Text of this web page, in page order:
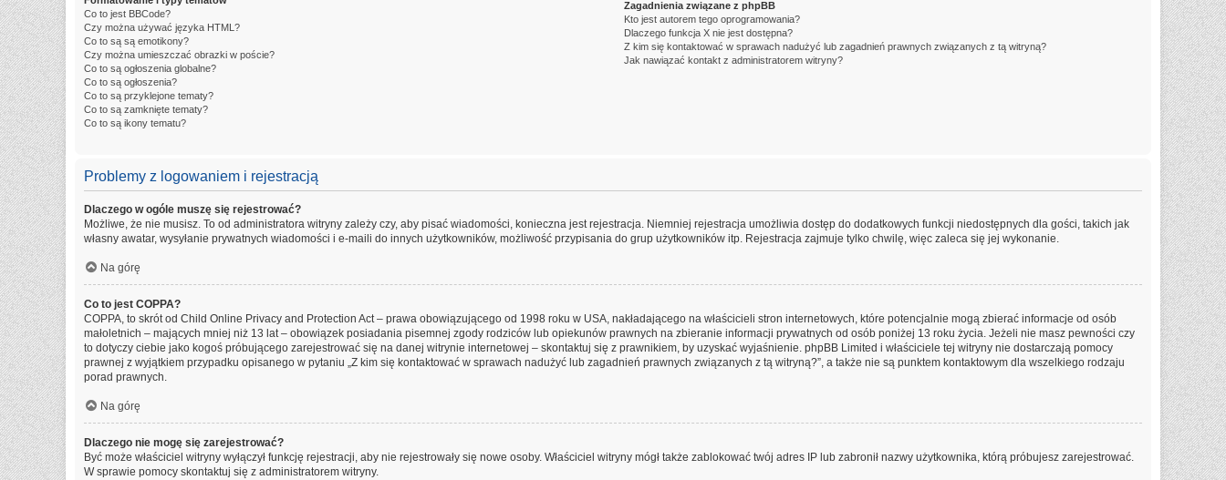
Co to jest BBCode?
Czy można używać języka HTML?
Co to są są emotikony?
Czy można umieszczać obrazki w poście?
Co to są ogłoszenia globalne?
Co to są ogłoszenia?
Co to są przyklejone tematy?
Co to są zamknięte tematy?
Co to są ikony tematu?
Zagadnienia związane z phpBB
Kto jest autorem tego oprogramowania?
Dlaczego funkcja X nie jest dostępna?
Z kim się kontaktować w sprawach nadużyć lub zagadnień prawnych związanych z tą witryną?
Jak nawiązać kontakt z administratorem witryny?
Problemy z logowaniem i rejestracją
Dlaczego w ogóle muszę się rejestrować?
Możliwe, że nie musisz. To od administratora witryny zależy czy, aby pisać wiadomości, konieczna jest rejestracja. Niemniej rejestracja umożliwia dostęp do dodatkowych funkcji niedostępnych dla gości, takich jak
własny awatar, wysyłanie prywatnych wiadomości i e-maili do innych użytkowników, możliwość przypisania do grup użytkowników itp. Rejestracja zajmuje tylko chwilę, więc zaleca się jej wykonanie.
Na górę
Co to jest COPPA?
COPPA, to skrót od Child Online Privacy and Protection Act – prawa obowiązującego od 1998 roku w USA, nakładającego na właścicieli stron internetowych, które potencjalnie mogą zbierać informacje od osób
małoletnich – mających mniej niż 13 lat – obowiązek posiadania pisemnej zgody rodziców lub opiekunów prawnych na zbieranie informacji prywatnych od osób poniżej 13 roku życia. Jeżeli nie masz pewności czy
to dotyczy ciebie jako kogoś próbującego zarejestrować się na danej witrynie internetowej – skontaktuj się z prawnikiem, by uzyskać wyjaśnienie. phpBB Limited i właściciele tej witryny nie dostarczają pomocy
prawnej z wyjątkiem przypadku opisanego w pytaniu „Z kim się kontaktować w sprawach nadużyć lub zagadnień prawnych związanych z tą witryną?”, a także nie są punktem kontaktowym dla wszelkiego rodzaju
porad prawnych.
Na górę
Dlaczego nie mogę się zarejestrować?
Być może właściciel witryny wyłączył funkcję rejestracji, aby nie rejestrowały się nowe osoby. Właściciel witryny mógł także zablokować twój adres IP lub zabronił nazwy użytkownika, którą próbujesz zarejestrować.
W sprawie pomocy skontaktuj się z administratorem witryny.